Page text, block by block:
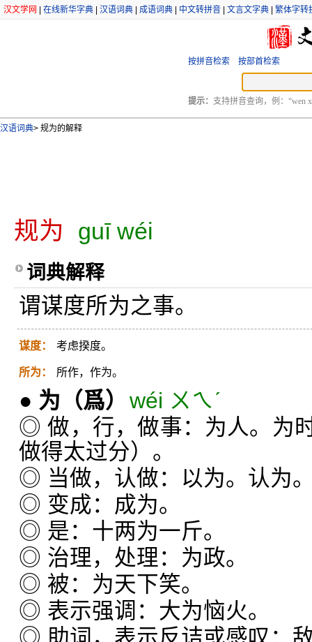
汉文学网 在线新华字典 汉语词典 成语词典 中文转拼音 文言文字典 繁体字转
按拼音检索 按部首检索
提示： 支持拼音查询，例：“wen
汉语词典> 规为的解释
规为 guī wéi
词典解释
谓谋度所为之事。
谋度： 考虑揆度。
所为： 所作，作为。
● 为 （爲） wéi ㄨㄟˊ
◎ 做，行，做事：为人。为
做得太过分）。
◎ 当做，认做：以为。认为
◎ 变成：成为。
◎ 是：十两为一斤。
◎ 治理，处理：为政。
◎ 被：为天下笑。
◎ 表示强调：大为恼火。